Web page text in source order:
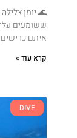
🌊 יומן
ששומעים
איתם
קרא עוד »
DIVE